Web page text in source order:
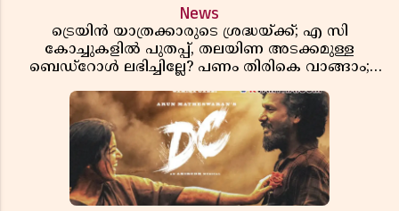
News
ട്രെയിൻ യാത്രക്കാരുടെ ശ്രദ്ധയ്ക്ക്; എ സി
കോച്ചുകളിൽ പുതപ്പ്, തലയിണ അടക്കമുള്ള
ബെഡ്റോൾ ലഭിച്ചില്ലേ? പണം തിരികെ വാങ്ങാം;